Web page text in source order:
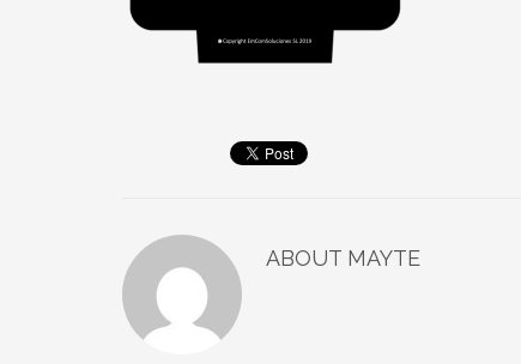
ABOUT MAYTE